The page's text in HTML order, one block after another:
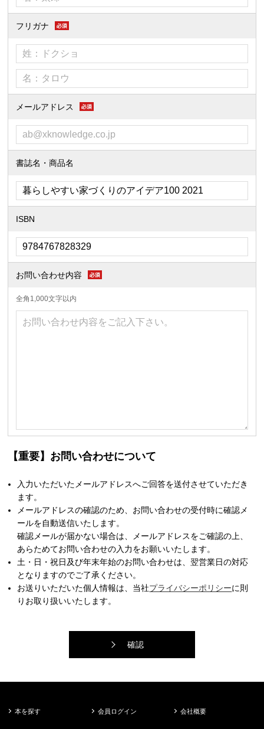
フリガナ
メールアドレス
書誌名・商品名
ISBN
お問い合わせ内容
全角1,000文字以内
【重要】お問い合わせについて
入力いただいたメールアドレスへご回答を送付させていただき
ます。
メールアドレスの確認のため、お問い合わせの受付時に確認メ
ールを自動送信いたします。
確認メールが届かない場合は、メールアドレスをご確認の上、
あらためてお問い合わせの入力をお願いいたします。
土・日・祝日及び年末年始のお問い合わせは、翌営業日の対応
となりますのでご了承ください。
お送りいただいた個人情報は、当社プライバシーポリシーに則
りお取り扱いいたします。
確認
本を探す 会員ログイン 会社概要